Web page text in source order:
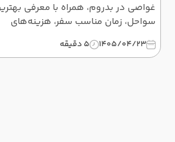
غواصی در بدروم، همراه با معرفی
سواحل، زمان مناسب سفر، هزینه‌های
تقریبی و نکات ایمنی، برای علاقه‌مندان به
کاوش دنیای زیر آب دریای اژه.
1405/04/23 5 دقیقه